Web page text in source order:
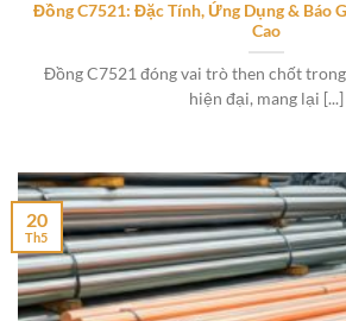
Đồng C7521: Đặc Tính, Ứng Dụng & Báo
Cao
Đồng C7521 đóng vai trò then chốt
hiện đại, mang lại [...]
20
Th5